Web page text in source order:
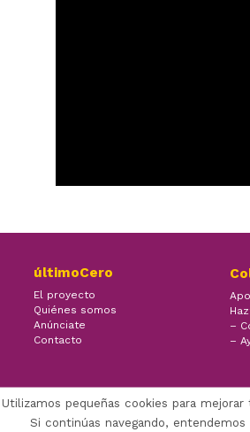
últimoCero
El proyecto
Quiénes somos
Anúnciate
Contacto
–
–
Facebook Twitter
Utilizamos pequeñas cookies para
Si continúas navegando, entendemos